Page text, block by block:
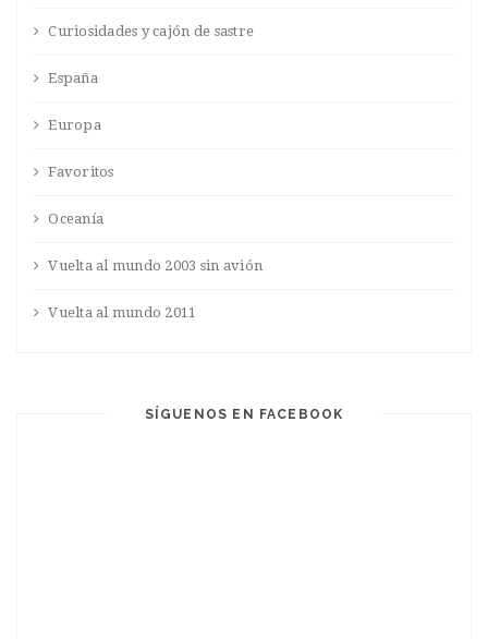
Curiosidades y cajón de sastre
España
Europa
Favoritos
Oceanía
Vuelta al mundo 2003 sin avión
Vuelta al mundo 2011
SÍGUENOS EN FACEBOOK